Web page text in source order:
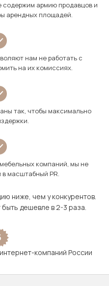
содержим армию продавцов и
арендных площадей.
нам не работать с
на их комиссиях.
так, чтобы максимально
компаний, мы не
в масштабный PR.
ниже, чем у конкурентов.
дешевле в 2-3 раза.
компаний России